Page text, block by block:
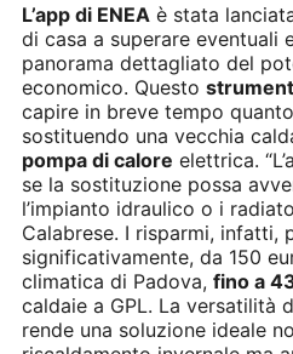
L’app di ENEA è stata
di casa a superare eventuali
panorama dettagliato del
economico. Questo
capire in breve tempo
sostituendo una vecchia
pompa di calore elettrica.
se la sostituzione possa
l’impianto idraulico o i
Calabrese. I risparmi, infatti,
significativamente, da 150
climatica di Padova, fino a
caldaie a GPL. La versatilità
rende una soluzione ideale